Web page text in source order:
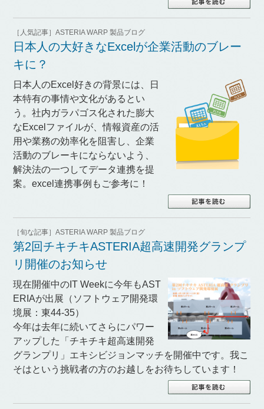
［人気記事］ASTERIA WARP 製品ブログ
日本人の大好きなExcelが企業活動のブレー
キに？
日本人のExcel好きの背景には、日
本特有の事情や文化があるとい
う。社内ガラパゴス化された膨大
なExcelファイルが、情報資産の活
用や業務の効率化を阻害し、企業
活動のブレーキにならないよう、
解決法の一つしてデータ連携を提
案。excel連携事例もご参考に！
［旬な記事］ASTERIA WARP 製品ブログ
第2回チキチキASTERIA超高速開発グランプ
リ開催のお知らせ
現在開催中のIT Weekに今年もAST
ERIAが出展（ソフトウェア開発環
境展：東44-35）
今年は去年に続いてさらにパワー
アップした「チキチキ超高速開発
グランプリ」エキシビジョンマッチを開催中です。我こ
そはという挑戦者の方のお越しをお待ちしています！